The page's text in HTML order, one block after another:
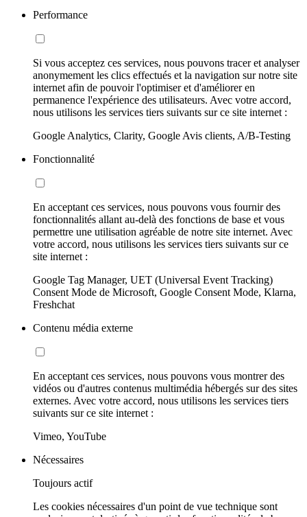
Performance
Si vous acceptez ces services, nous pouvons tracer et analyser
anonymement les clics effectués et la navigation sur notre site
internet afin de pouvoir l'optimiser et d'améliorer en
permanence l'expérience des utilisateurs. Avec votre accord,
nous utilisons les services tiers suivants sur ce site internet :
Google Analytics, Clarity, Google Avis clients, A/B-Testing
Fonctionnalité
En acceptant ces services, nous pouvons vous fournir des
fonctionnalités allant au-delà des fonctions de base et vous
permettre une utilisation agréable de notre site internet. Avec
votre accord, nous utilisons les services tiers suivants sur ce
site internet :
Google Tag Manager, UET (Universal Event Tracking)
Consent Mode de Microsoft, Google Consent Mode, Klarna,
Freshchat
Contenu média externe
En acceptant ces services, nous pouvons vous montrer des
vidéos ou d'autres contenus multimédia hébergés sur des sites
externes. Avec votre accord, nous utilisons les services tiers
suivants sur ce site internet :
Vimeo, YouTube
Nécessaires
Toujours actif
Les cookies nécessaires d'un point de vue technique sont